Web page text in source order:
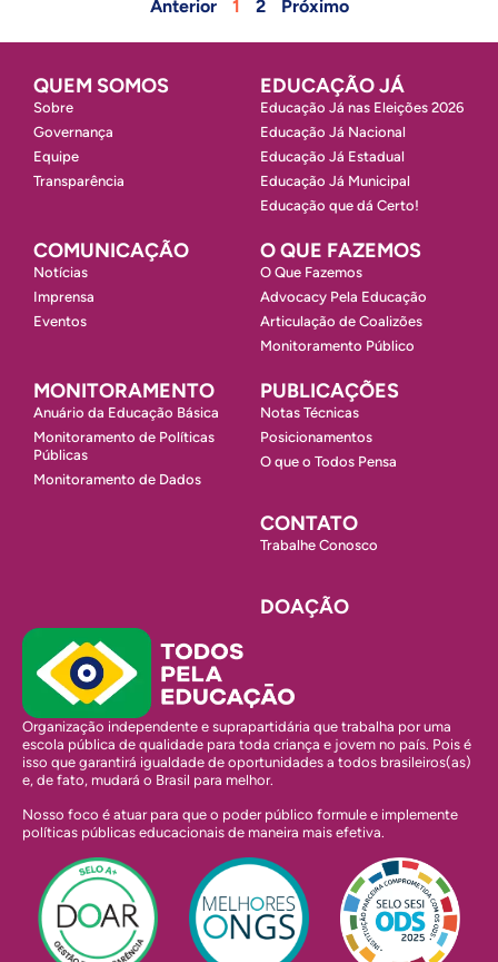
Anterior 1 2 Próximo
QUEM SOMOS
Sobre
Governança
Equipe
Transparência
EDUCAÇÃO JÁ
Educação Já nas Eleições 2026
Educação Já Nacional
Educação Já Estadual
Educação Já Municipal
Educação que dá Certo!
COMUNICAÇÃO
Notícias
Imprensa
Eventos
O QUE FAZEMOS
O Que Fazemos
Advocacy Pela Educação
Articulação de Coalizões
Monitoramento Público
MONITORAMENTO
Anuário da Educação Básica
Monitoramento de Políticas
Públicas
Monitoramento de Dados
PUBLICAÇÕES
Notas Técnicas
Posicionamentos
O que o Todos Pensa
CONTATO
Trabalhe Conosco
DOAÇÃO
Organização independente e suprapartidária que trabalha por uma
escola pública de qualidade para toda criança e jovem no país. Pois é
isso que garantirá igualdade de oportunidades a todos brasileiros(as)
e, de fato, mudará o Brasil para melhor.
Nosso foco é atuar para que o poder público formule e implemente
políticas públicas educacionais de maneira mais efetiva.